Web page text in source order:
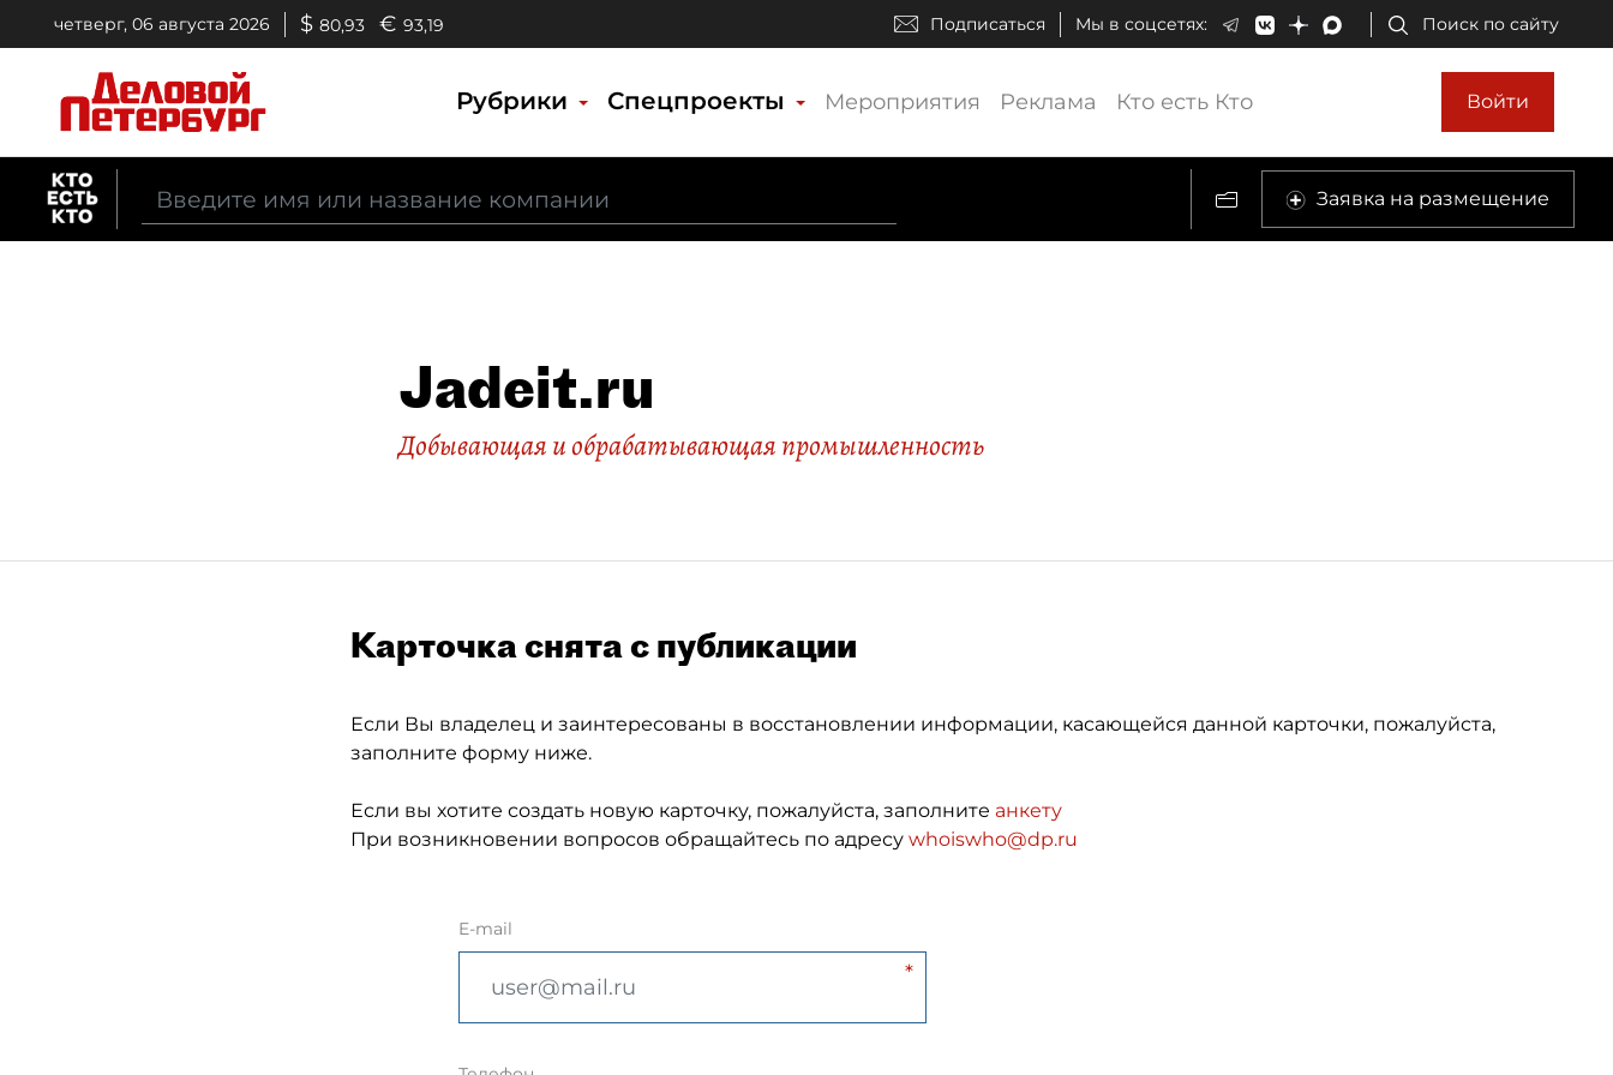
четверг, 06 августа 2026 $ 80,93 € 93,19 Подписаться Мы в соцсетях: Поиск по сайту
Рубрики Спецпроекты Мероприятия Реклама Кто есть Кто Войти
Заявка на размещение
Jadeit.ru
Добывающая и обрабатывающая промышленность
Карточка снята с публикации
Если Вы владелец и заинтересованы в восстановлении информации, касающейся данной карточки, пожалуйста,
заполните форму ниже.
Если вы хотите создать новую карточку, пожалуйста, заполните анкету
При возникновении вопросов обращайтесь по адресу whoiswho@dp.ru
E-mail